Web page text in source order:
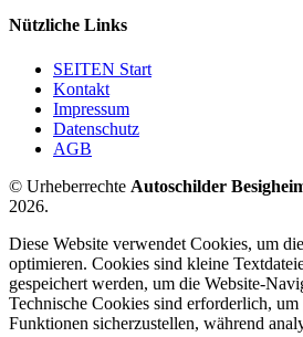
Nützliche Links
SEITEN Start
Kontakt
Impressum
Datenschutz
AGB
© Urheberrechte Autoschilder
2026.
Diese Website verwendet Cookies, um
optimieren. Cookies sind kleine
gespeichert werden, um die Website-
Technische Cookies sind erforderlich,
Funktionen sicherzustellen, während